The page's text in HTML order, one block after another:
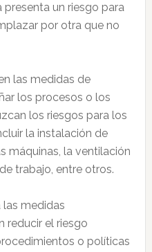
presenta un riesgo para
por otra que no
las medidas de
los procesos o los
los riesgos para los
la instalación de
máquinas, la ventilación
trabajo, entre otros.
las medidas
reducir el riesgo
o políticas